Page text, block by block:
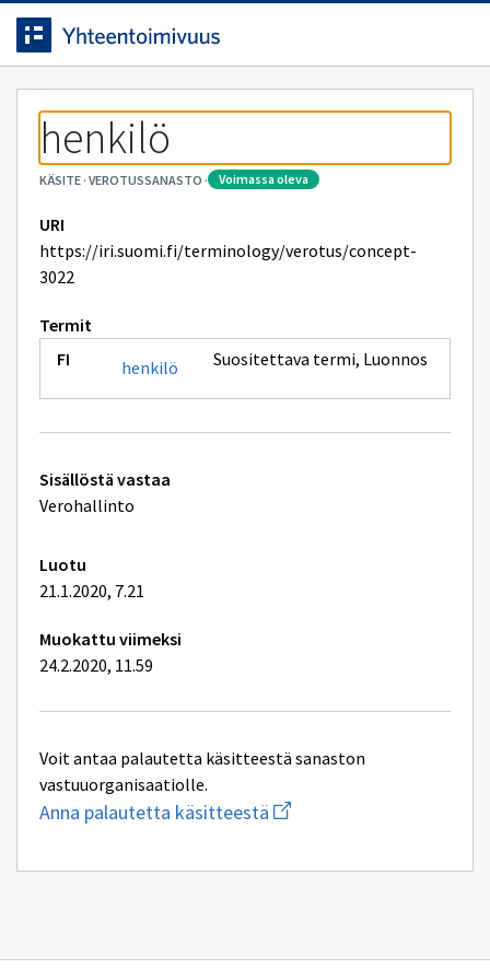
Siirrytty
sivulle
Siirry suoraan sisältöön.
henkilö
KÄSITE· VEROTUSSANASTO · voimassa oleva
URI
https://iri.suomi.fi/terminology/verotus/concept-
3022
Termit
henkilö
Suositettava termi, Luonnos
Tekniset
lisätiedot
Sisällöstä vastaa
Verohallinto
Luotu
21.1.2020, 7.21
Muokattu viimeksi
24.2.2020, 11.59
Voit antaa palautetta käsitteestä sanaston
vastuuorganisaatiolle.
Anna palautetta käsitteestä Aloita
uuden
kirjoitus